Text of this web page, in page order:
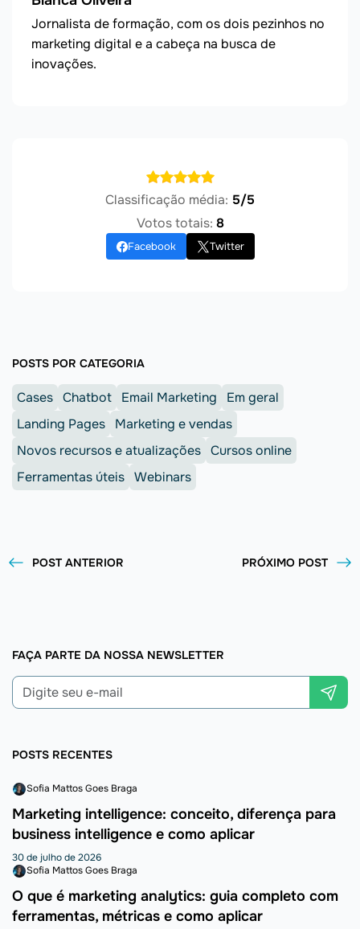
Jornalista de formação, com os dois pezinhos no
marketing digital e a cabeça na busca de
inovações.
Classificação média: 5/5
Votos totais: 8
Facebook Twitter
POSTS POR CATEGORIA
Cases Chatbot Email Marketing
Em geral
Landing Pages
Marketing e vendas
Novos recursos e atualizações Cursos online
Ferramentas úteis Webinars
POST ANTERIOR PRÓXIMO POST
FAÇA PARTE DA NOSSA NEWSLETTER
POSTS RECENTES
Sofia Mattos Goes Braga
Marketing intelligence: conceito, diferença para
business intelligence e como aplicar
30 de julho de 2026
Sofia Mattos Goes Braga
O que é marketing analytics: guia completo com
ferramentas, métricas e como aplicar